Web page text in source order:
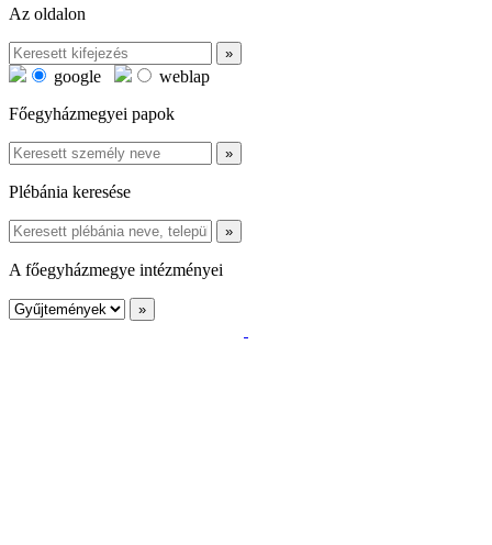
Az oldalon
google
weblap
Főegyházmegyei papok
Plébánia keresése
A főegyházmegye intézményei